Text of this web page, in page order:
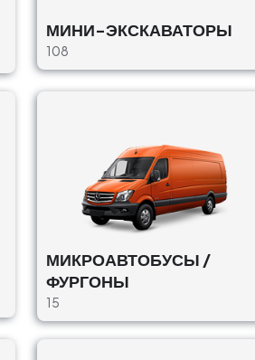
МИНИ-ЭКСКАВАТОРЫ
108
МИКРОАВТОБУСЫ /
ФУРГОНЫ
15